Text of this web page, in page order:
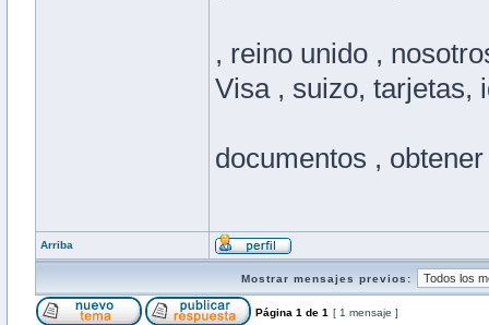
, reino unido ,
Visa , suizo, tarjetas,
documentos ,
Arriba
Mostrar mensajes previos:
Página 1 de 1 [ 1 mensaje ]